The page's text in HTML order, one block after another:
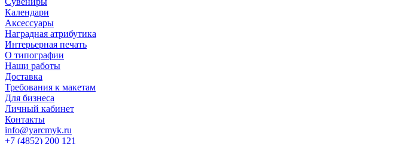
Календари
Аксессуары
Наградная атрибутика
Интерьерная печать
О типографии
Наши работы
Доставка
Требования к макетам
Для бизнеса
Личный кабинет
Контакты
info@yarcmyk.ru
+7 (4852) 200 121